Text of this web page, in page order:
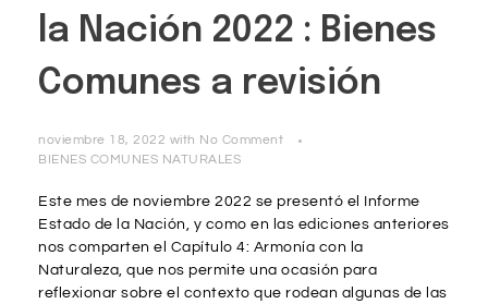
la Nación 2022 : Bienes
Comunes a revisión
noviembre 18, 2022 with No Comment
BIENES COMUNES NATURALES
Este mes de noviembre 2022 se presentó el Informe
Estado de la Nación, y como en las ediciones anteriores
nos comparten el Capítulo 4: Armonía con la
Naturaleza, que nos permite una ocasión para
reflexionar sobre el contexto que rodean algunas de las